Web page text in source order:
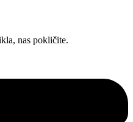
nas pokličite.